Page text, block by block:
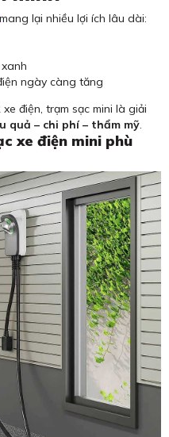
mang lại nhiều lợi ích lâu dài:
ngày càng tăng
điện, trạm sạc mini là giải
quả – chi phí – thẩm mỹ.
xe điện mini phù